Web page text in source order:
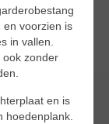
en voorzien is
in vallen.
ook zonder
en is
hoedenplank.